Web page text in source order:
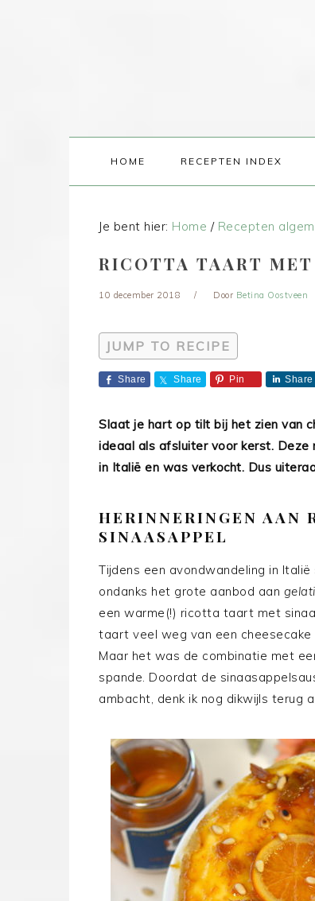
HOME RECEPTEN INDEX
Je bent hier: Home / Recepten
RICOTTA TAART
10 december 2018 Door Betina Oostveen
JUMP TO RECIPE
Share Share Pin Share
Slaat je hart op tilt bij het zien van
ideaal als afsluiter voor kerst.
in Italië en was verkocht. Dus
HERINNERINGEN AAN
SINAASAPPEL
Tijdens een avondwandeling in Italië
ondanks het grote aanbod aan gelati
een warme(!) ricotta taart met
taart veel weg van een
Maar het was de combinatie met
spande. Doordat de
ambacht, denk ik nog dikwijls